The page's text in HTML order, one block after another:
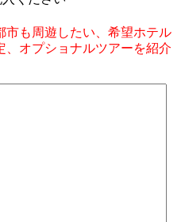
も周遊したい、希望ホテル
オプショナルツアーを紹介